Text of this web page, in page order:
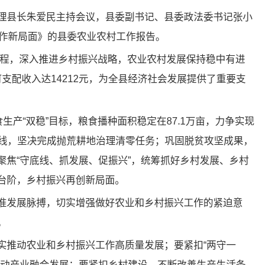
长朱爱民主持会议，县委副书记、县委政法委书记张小
新局面》的县委农业农村工作报告。
深入推进乡村振兴战略，农业农村发展保持稳中有进
配收入达14212元，为全县经济社会发展提供了重要支
“双稳”目标，粮食播种面积稳定在87.1万亩，力争实现
坚决完成抛荒耕地治理清零任务；巩固脱贫攻坚成果，
“守底线、抓发展、促振兴”，统筹抓好乡村发展、乡村
，乡村振兴再创新局面。
展脉搏，切实增强做好农业和乡村振兴工作的紧迫意
动农业和乡村振兴工作高质量发展；要紧扣“两守一